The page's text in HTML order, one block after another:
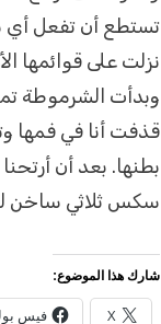
تستطع أن تفعل أي
نزلت على قوائمها
وبدأت الشرموطة
قذفت أنا في فمها
بطنها. بعد أن
سكس ثلاثي ساخن
شارك هذا الموضوع:
X فيس